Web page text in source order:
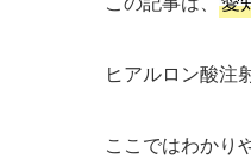
ヒアルロン酸注
ここではわかり